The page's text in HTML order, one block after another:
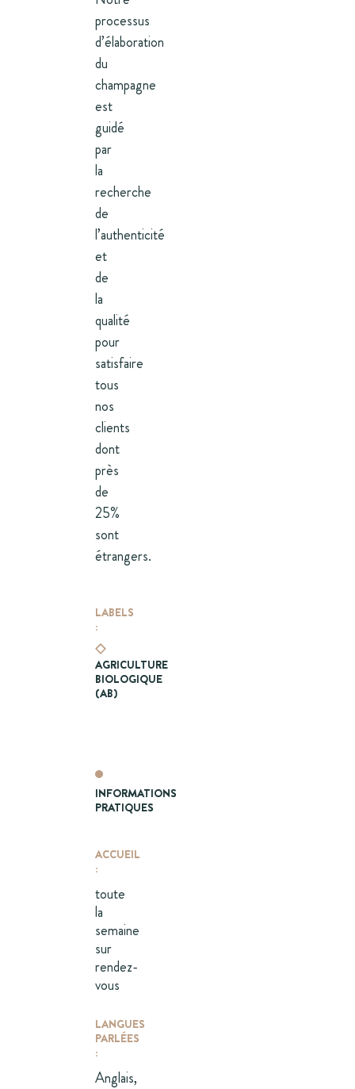
processus
d’élaboration
du
champagne
est
guidé
par
la
recherche
de
l’authenticité
et
de
la
qualité
pour
satisfaire
tous
nos
clients
dont
près
de
25%
sont
étrangers.
LABELS
:
AGRICULTURE
BIOLOGIQUE
(AB)
INFORMATIONS
PRATIQUES
ACCUEIL
:
toute
la
semaine
sur
rendez-
vous
LANGUES
PARLÉES
:
Anglais,